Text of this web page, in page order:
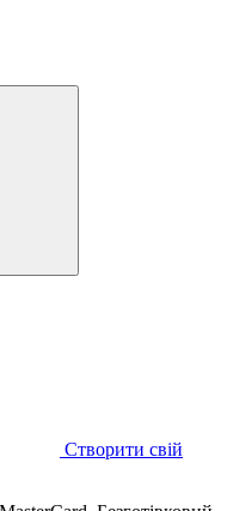
Створити свій